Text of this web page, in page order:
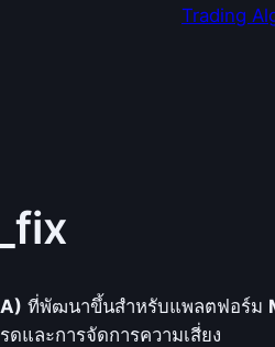
Trading
ที่พัฒนาขึ้นสำหรับแพลตฟอร์ม
ดและการจัดการความเสี่ยง